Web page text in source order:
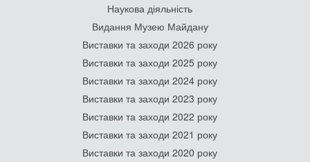
Наукова діяльність
Видання Музею Майдану
Виставки та заходи 2026 року
Виставки та заходи 2025 року
Виставки та заходи 2024 року
Виставки та заходи 2023 року
Виставки та заходи 2022 року
Виставки та заходи 2021 року
Виставки та заходи 2020 року